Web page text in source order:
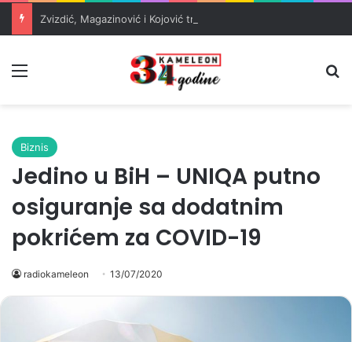
Biznis
Jedino u BiH – UNIQA putno
osiguranje sa dodatnim
pokrićem za COVID-19
radiokameleon 13/07/2020